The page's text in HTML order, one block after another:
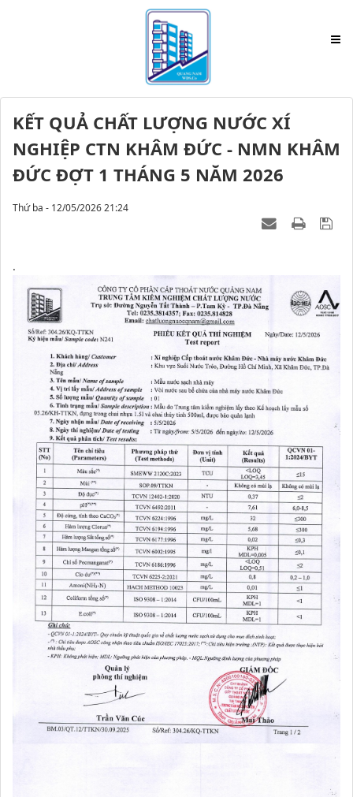
KẾT QUẢ CHẤT LƯỢNG NƯỚC XÍ
NGHIỆP CTN KHÂM ĐỨC - NMN KHÂM
ĐỨC ĐỢT 1 THÁNG 5 NĂM 2026
Thứ ba - 12/05/2026 21:24
.